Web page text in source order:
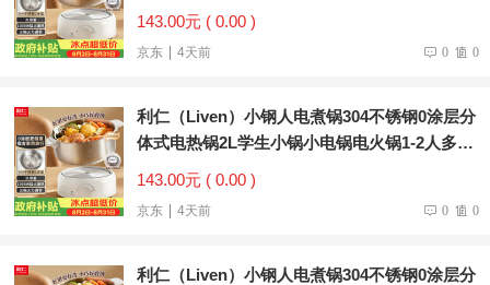
能锅DHG-180F升级款
143.00元 ( 0.00 )
京东 4天前 0 0
利仁（Liven）小钢人电煮锅304不锈钢0涂层分
体式电热锅2L学生小锅小电锅电火锅1-2人多功
能锅DHG-180F升级款
143.00元 ( 0.00 )
京东 4天前 0 0
利仁（Liven）小钢人电煮锅304不锈钢0涂层分